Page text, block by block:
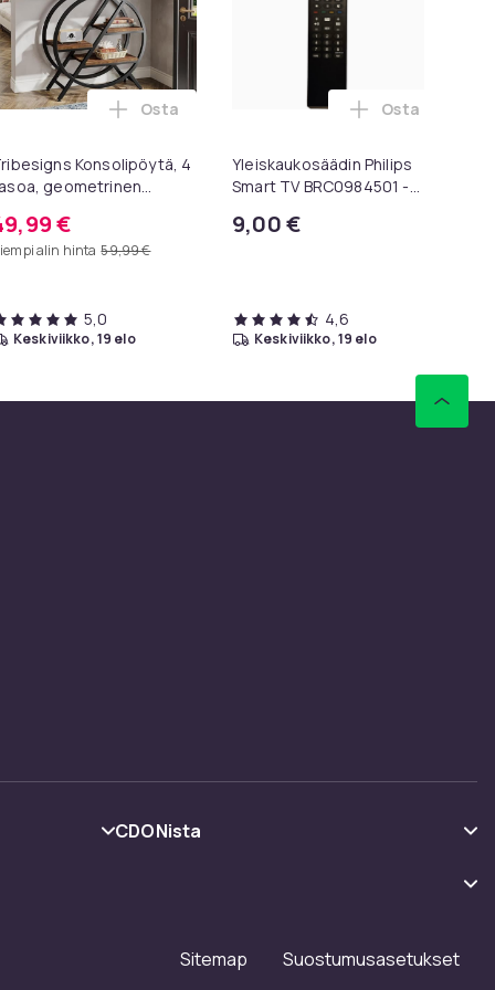
ostoskoriin
LG TV AKB75095308 ostoskoriin
Konsolipöytä, 4
geometrinen
eteispöytä, sivupöytä,
€
alin hinta 59,99 €
Lisää Tribesigns Konsolipöytä, 4 tasoa,
Osta
5,0
keskiviikko, 19 elo
Yleiskaukosäädin Philips
Smart TV BRC0984501 -
9,00 €
Lisää
Osta
4,6
keskiviikko, 19 elo
CDONista
Työskentele kanssamme
Sitemap Suostumusasetukset